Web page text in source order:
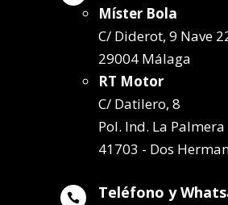
Míster Bola
C/ Diderot, 9 Nave
29004 Málaga
RT Motor
C/ Datilero, 8
Pol. Ind. La Palmera
41703 - Dos
 Teléfono y